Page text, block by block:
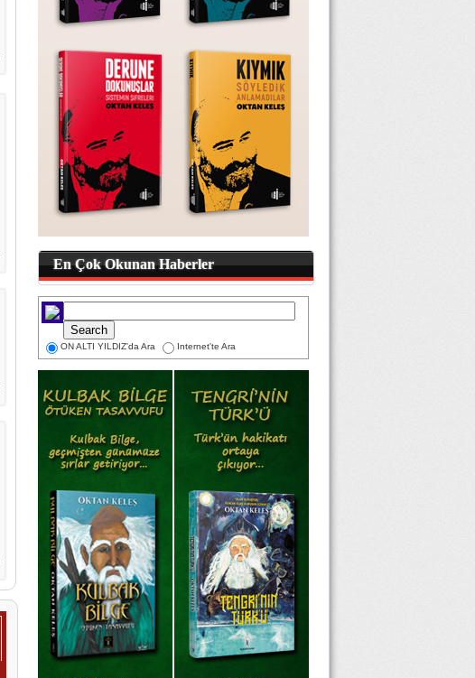
En Çok Okunan Haberler
ON ALTI YILDIZ'da Ara Internet'te Ara